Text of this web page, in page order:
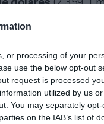
or processing of your
use the below opt-out
request is processed
utilized by us
You may separately
on the IAB’s list of
dólares(2.359,1
765 millones de
de entradas,
de aumentar la
dobles dígitos.
entró en pérdidas.
de dólares